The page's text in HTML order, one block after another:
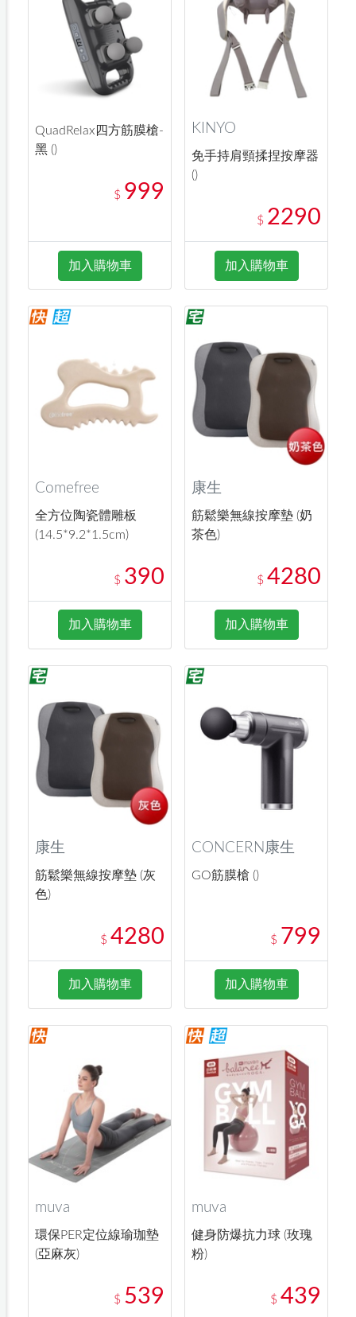
QuadRelax四方筋膜槍-
黑 ()
$ 999
加入購物車
KINYO
免手持肩頸揉捏按摩器
()
$ 2290
加入購物車
Comefree
全方位陶瓷體雕板
(14.5*9.2*1.5cm)
$ 390
加入購物車
康生
筋鬆樂無線按摩墊 (奶
茶色)
$ 4280
加入購物車
康生
筋鬆樂無線按摩墊 (灰
色)
$ 4280
加入購物車
CONCERN康生
GO筋膜槍 ()
$ 799
加入購物車
muva
環保PER定位線瑜珈墊
(亞麻灰)
$ 539
muva
健身防爆抗力球 (玫瑰
粉)
$ 439